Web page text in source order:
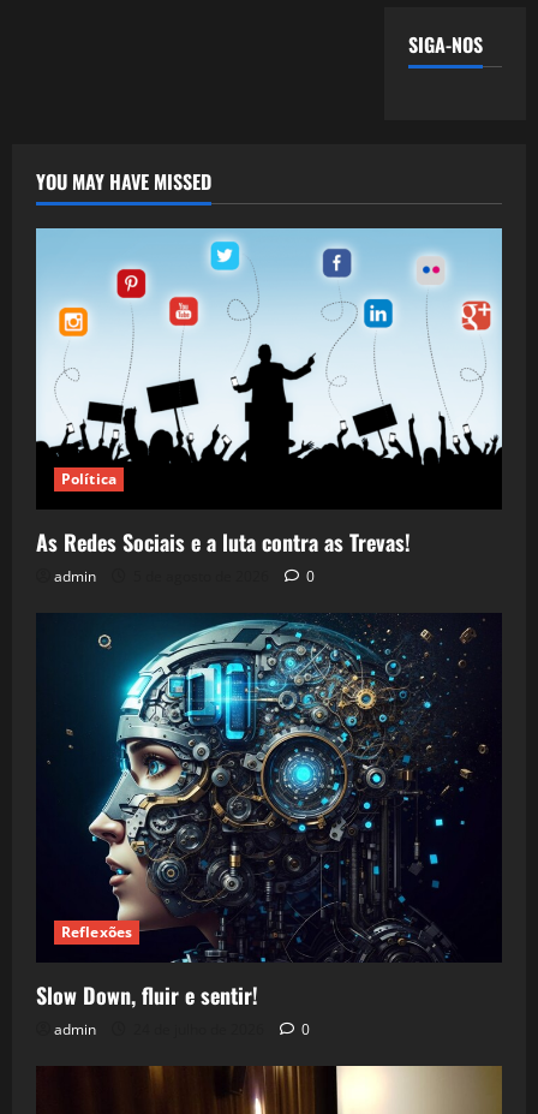
SIGA-NOS
YOU MAY HAVE MISSED
Política
As Redes Sociais e a luta contra as Trevas!
admin 0
Reflexões
Slow Down, fluir e sentir!
admin 0